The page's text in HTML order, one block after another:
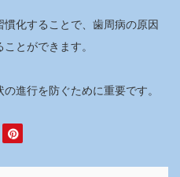
化することで、歯周病の原因
とができます。
進行を防ぐために重要です。